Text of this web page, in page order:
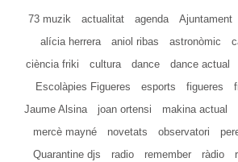
73 muzik actualitat agenda Ajuntament
alícia herrera
aniol ribas astronòmic
ciència friki
cultura dance dance actual
Escolàpies Figueres
esports figueres
Jaume Alsina
joan ortensi makina actual
mercè mayné
novetats observatori
Quarantine djs
radio remember ràdio